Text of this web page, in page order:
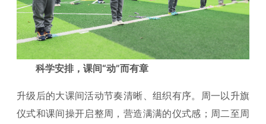
科学安排，课间“动”而有章
升级后的大课间活动节奏清晰、组织有序。周一以升旗
仪式和课间操开启整周，营造满满的仪式感；周二至周